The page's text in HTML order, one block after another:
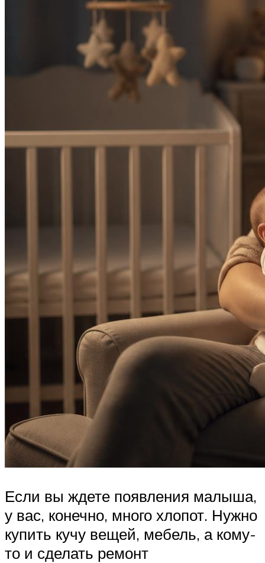
Если вы ждете появления малыша,
у вас, конечно, много хлопот. Нужно
купить кучу вещей, мебель, а кому-
то и сделать ремонт